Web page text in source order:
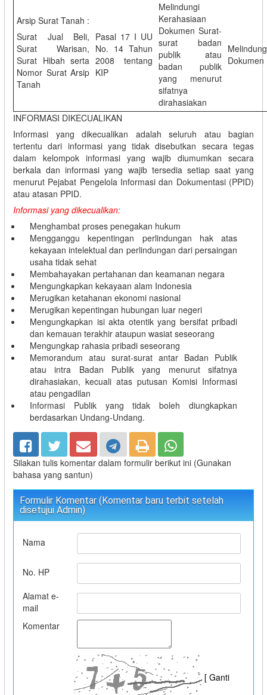
Arsip Surat Tanah :
Surat Jual Beli,
Surat Warisan,
Surat Hibah serta
Nomor Surat Arsip
Tanah
Pasal 17 I UU
No. 14 Tahun
2008 tentang
KIP
Melindungi
Kerahasiaan
Dokumen Surat-
surat badan
publik atau
badan publik
yang menurut
sifatnya
dirahasiakan
Dokumen
INFORMASI DIKECUALIKAN
Informasi yang dikecualikan adalah seluruh atau bagian
tertentu dari informasi yang tidak disebutkan secara tegas
dalam kelompok informasi yang wajib diumumkan secara
berkala dan informasi yang wajib tersedia setiap saat yang
menurut Pejabat Pengelola Informasi dan Dokumentasi (PPID)
atau atasan PPID.
Informasi yang dikecualikan:
Menghambat proses penegakan hukum
Mengganggu kepentingan perlindungan hak atas
kekayaan intelektual dan perlindungan dari persaingan
usaha tidak sehat
Membahayakan pertahanan dan keamanan negara
Mengungkapkan kekayaan alam Indonesia
Merugikan ketahanan ekonomi nasional
Merugikan kepentingan hubungan luar negeri
Mengungkapkan isi akta otentik yang bersifat pribadi
dan kemauan terakhir ataupun wasiat seseorang
Mengungkap rahasia pribadi seseorang
Memorandum atau surat-surat antar Badan Publik
atau intra Badan Publik yang menurut sifatnya
dirahasiakan, kecuali atas putusan Komisi Informasi
atau pengadilan
Informasi Publik yang tidak boleh diungkapkan
berdasarkan Undang-Undang.
Silakan tulis komentar dalam formulir berikut ini (Gunakan
bahasa yang santun)
Formulir Komentar (Komentar baru terbit setelah
disetujui Admin)
Nama
No. HP
Alamat e-
mail
Komentar
[ Ganti